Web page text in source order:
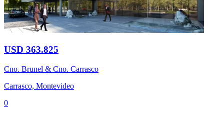
USD 363.825
Cno. Brunel & Cno. Carrasco
Carrasco, Montevideo
0